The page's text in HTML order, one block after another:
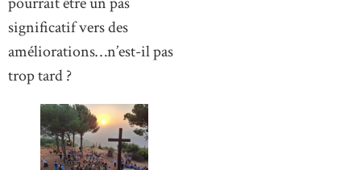
significatif vers des
améliorations…n’est-il pas
trop tard ?